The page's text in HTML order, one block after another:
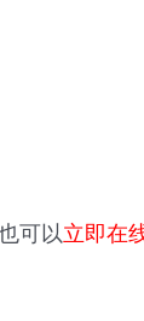
可以立即在